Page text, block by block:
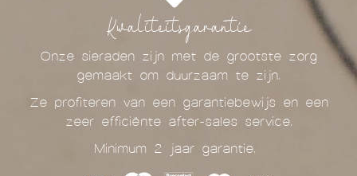
Kwaliteitsgarantie
Onze sieraden zijn met de grootste zorg
gemaakt om duurzaam te zijn.
Ze profiteren van een garantiebewijs en een
zeer efficiënte after-sales service.
Minimum 2 jaar garantie.